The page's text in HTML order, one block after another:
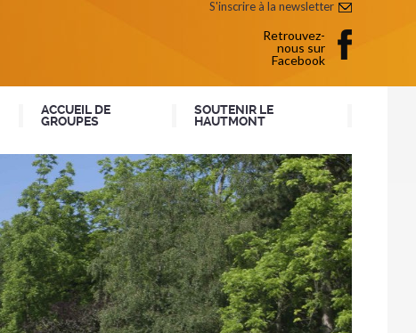
S'inscrire à la newsletter
Retrouvez-
nous sur
Facebook
ACCUEIL DE
GROUPES
SOUTENIR LE
HAUTMONT